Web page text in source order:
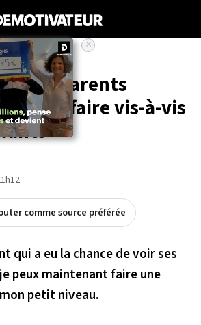
les parents
de faire vis-à-vis
comme source préférée
qui a eu la chance de voir ses
peux maintenant faire une
petit niveau.
×